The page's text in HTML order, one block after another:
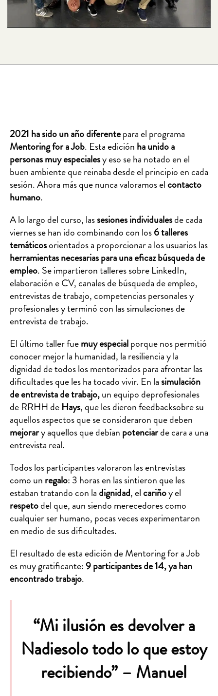
2021 ha sido un año diferentepara el programa
Mentoring for a Job. Esta edición ha unido a
personas muy especialesy eso se ha notado en el
buen ambiente que reinaba desde el principio en cada
sesión. Ahora más que nunca valoramos elcontacto
humano.
A lo largo del curso, lassesiones individualesde cada
viernes se han ido combinando con los6 talleres
temáticosorientados a proporcionar a los usuarios las
herramientas necesarias para una eficaz búsqueda de
empleo. Se impartieron talleres sobre LinkedIn,
elaboración e CV, canales de búsqueda de empleo,
entrevistas de trabajo, competencias personales y
profesionales y terminó con las simulaciones de
entrevista de trabajo.
El último taller fuemuy especialporque nos permitió
conocer mejor la humanidad, la resiliencia y la
dignidad de todos los mentorizados para afrontar las
dificultades que les ha tocado vivir. En la simulación
de entrevista de trabajo,un equipo deprofesionales
de RRHH de Hays, que les dieron feedbacksobre su
aquellos aspectos que se consideraron que deben
mejorary aquellos que debían potenciarde cara a una
entrevista real.
Todos los participantes valoraron las entrevistas
como un regalo: 3 horas en las sintieron que les
estaban tratando con la dignidad, elcariñoy el
respetodel que, aun siendo merecedores como
cualquier ser humano, pocas veces experimentaron
en medio de sus dificultades.
El resultado de esta edición de Mentoring for a Job
es muy gratificante:9 participantes de 14, ya han
encontrado trabajo.
“Mi ilusión es devolver a
Nadiesolo todo lo que estoy
recibiendo” – Manuel